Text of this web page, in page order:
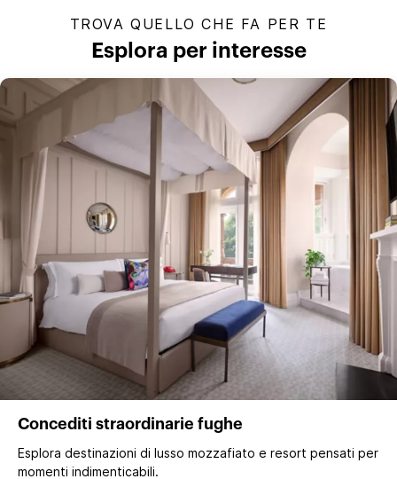
TROVA QUELLO CHE FA PER TE
Esplora per interesse
Concediti straordinarie fughe
Esplora destinazioni di lusso mozzafiato e resort pensati per
momenti indimenticabili.